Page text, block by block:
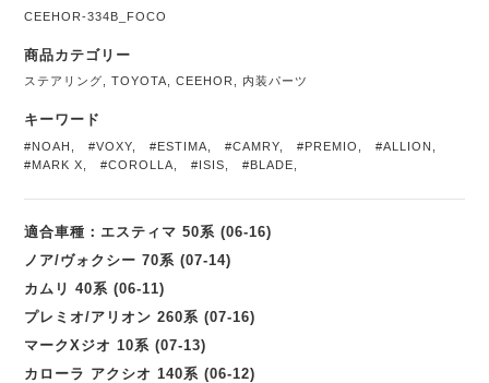
CEEHOR-334B_FOCO
商品カテゴリー
ステアリング ,TOYOTA ,CEEHOR 内装パーツ
キーワード
#NOAH ,#VOXY ,#ESTIMA ,#CAMRY ,#PREMIO ,#ALLION
#MARK X
,#COROLLA ,#ISIS ,#BLADE
適合車種：エスティマ 50系 (06-16)
ノア/ヴォクシー 70系 (07-14)
カムリ 40系 (06-11)
プレミオ/アリオン 260系 (07-16)
マークXジオ 10系 (07-13)
カローラ アクシオ 140系 (06-12)